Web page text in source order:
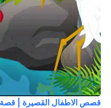
قصص الاطفال القصيرة | قصة